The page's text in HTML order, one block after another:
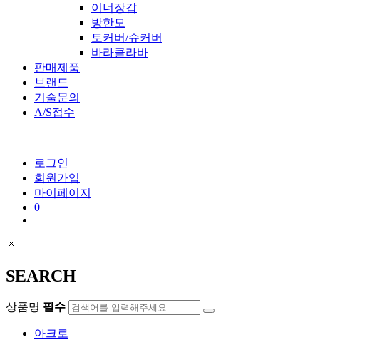
이너장갑
방한모
토커버/슈커버
바라클라바
판매제품
브랜드
기술문의
A/S접수
로그인
회원가입
마이페이지
0
SEARCH
상품명 필수
아크로